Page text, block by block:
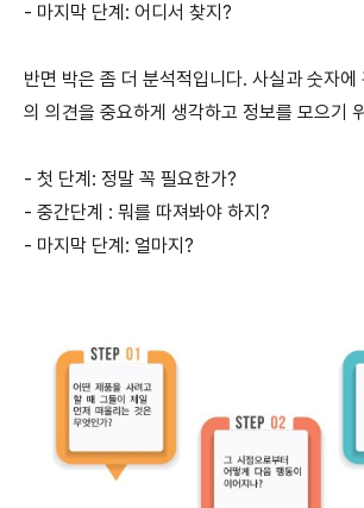
- 마지막 단계: 어디서 찾지?
반면 박은 좀 더 분석적입니다. 사실과 숫자에
의 의견을 중요하게 생각하고 정보를 모으기
- 첫 단계: 정말 꼭 필요한가?
- 중간단계 : 뭐를 따져봐야 하지?
- 마지막 단계: 얼마지?